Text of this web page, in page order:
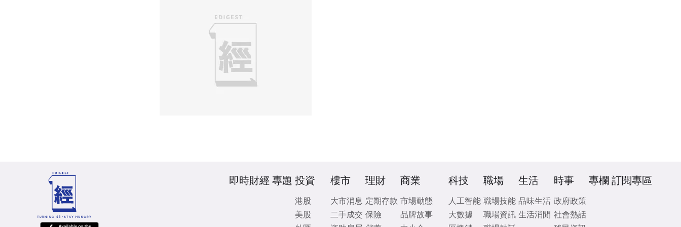
即時財經 專題 投資
港股
美股
樓市
大市消息
二手成交
理財
定期存款
保險
商業
市場動態
品牌故事
科技
人工智能
大數據
職場
職場技能
職場資訊
生活
品味生活
生活消閒
時事
政府政策
社會熱話
專欄 訂閱專區